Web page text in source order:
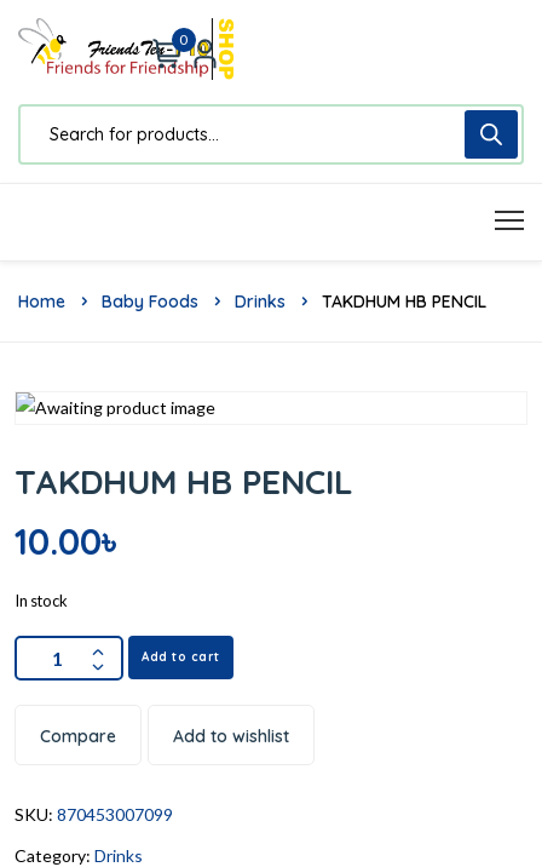
0
Home Baby Foods Drinks TAKDHUM HB PENCIL
TAKDHUM HB PENCIL
10.00৳
In stock
Add to cart
Compare Add to wishlist
SKU: 870453007099
Category: Drinks